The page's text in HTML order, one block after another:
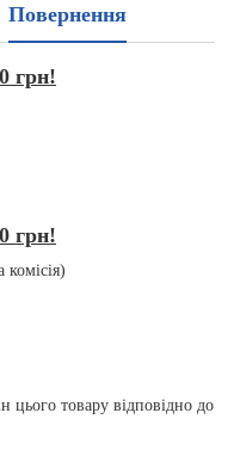
Повернення
грн!
грн!
цього товару відповідно до